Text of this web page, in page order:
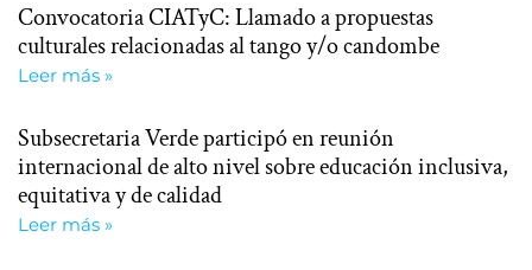
Convocatoria CIATyC: Llamado a propuestas
culturales relacionadas al tango y/o candombe
Leer más »
Subsecretaria Verde participó en reunión
internacional de alto nivel sobre educación inclusiva,
equitativa y de calidad
Leer más »